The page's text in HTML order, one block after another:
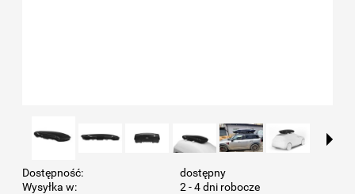
Dostępność:
dostępny
Wysyłka w:
2 - 4 dni robocze